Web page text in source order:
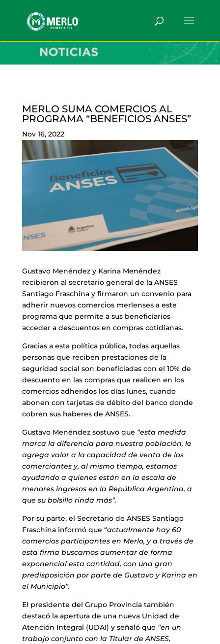
MERLO SUMA COMERCIOS AL
PROGRAMA “BENEFICIOS ANSES”
Nov 16, 2022
Gustavo Menéndez y Karina Menéndez
recibieron al secretario general de la ANSES
Santiago Fraschina y firmaron un convenio para
adherir nuevos comercios merlenses a este
programa que permite a sus beneficiarios
acceder a descuentos en compras cotidianas.
Gracias a esta política pública, todas aquellas
personas que reciben prestaciones de la
seguridad social son beneficiadas con el 10% de
descuento en las compras que realicen en los
comercios adheridos los días lunes, cuando
abonen con tarjetas de débito del banco donde
cobren sus haberes de ANSES.
Gustavo Menéndez sostuvo que “esta medida
marca la diferencia para nuestra población, le
agrega valor a la capacidad de venta de los
comerciantes y, al mismo tiempo, estamos
ayudando a quienes están en la escala de
menores ingresos en la República Argentina, a
que su bolsillo rinda más”.
Por su parte, el Secretario de ANSES Santiago
Fraschina informó que “actualmente hay 60
comercios participantes en Merlo, y a través de
esta firma buscamos aumentar de forma
exponencial esta cantidad, con una gran
predisposición por parte de Gustavo y Karina en
el Municipio”.
El presidente del Grupo Provincia también
destacó la apertura de una nueva Unidad de
Atención Integral (UDAI) y señaló que “en un
trabajo conjunto con la Titular de ANSES,